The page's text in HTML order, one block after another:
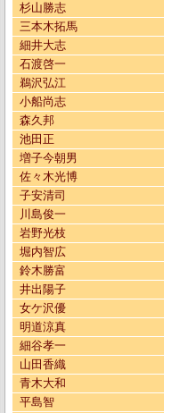
杉山勝志
三本木拓馬
細井大志
石渡啓一
鵜沢弘江
小船尚志
森久邦
池田正
増子今朝男
佐々木光博
子安清司
川島俊一
岩野光枝
堀内智広
鈴木勝富
井出陽子
女ケ沢優
明道涼真
細谷孝一
山田香織
青木大和
平島智